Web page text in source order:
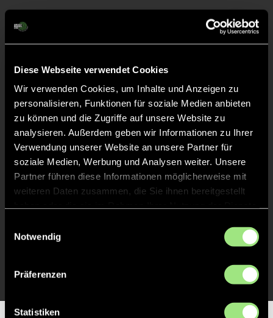
Diese Webseite verwendet Cookies
Wir verwenden Cookies, um Inhalte und Anzeigen zu
personalisieren, Funktionen für soziale Medien anbieten
zu können und die Zugriffe auf unsere Website zu
analysieren. Außerdem geben wir Informationen zu Ihrer
Verwendung unserer Website an unsere Partner für
soziale Medien, Werbung und Analysen weiter. Unsere
Partner führen diese Informationen möglicherweise mit
weiteren Daten zusammen, die Sie ihnen bereitgestellt
Notwendig
Präferenzen
Statistiken
Liveticker